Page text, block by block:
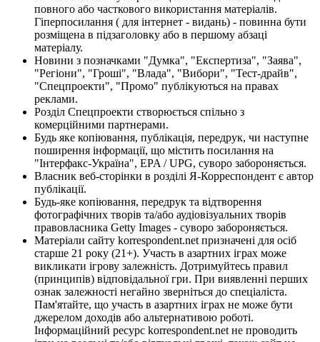
повного або часткового використання матеріалів.
Гіперпосилання ( для інтернет - видань) - повинна бути
розміщена в підзаголовку або в першому абзаці
матеріалу.
Новини з позначками "Думка", "Експертиза", "Заява",
"Регіони", "Гроші", "Влада", "Вибори", "Тест-драйв",
"Спецпроекти", "Промо" публікуються на правах
реклами.
Розділ Спецпроекти створюється спільно з
комерційними партнерами.
Будь яке копіювання, публікація, передрук, чи наступне
поширення інформації, що містить посилання на
"Інтерфакс-Україна", EPA / UPG, суворо забороняється.
Власник веб-сторінки в розділі Я-Корреспондент є автор
публікації.
Будь-яке копіювання, передрук та відтворення
фотографічних творів та/або аудіовізуальних творів
правовласника Getty Images - суворо забороняється.
Матеріали сайту korrespondent.net призначені для осіб
старше 21 року (21+). Участь в азартних іграх може
викликати ігрову залежність. Дотримуйтесь правил
(принципів) відповідальної гри. При виявленні перших
ознак залежності негайно зверніться до спеціаліста.
Пам'ятайте, що участь в азартних іграх не може бути
джерелом доходів або альтернативою роботі.
Інформаційний ресурс korrespondent.net не проводить